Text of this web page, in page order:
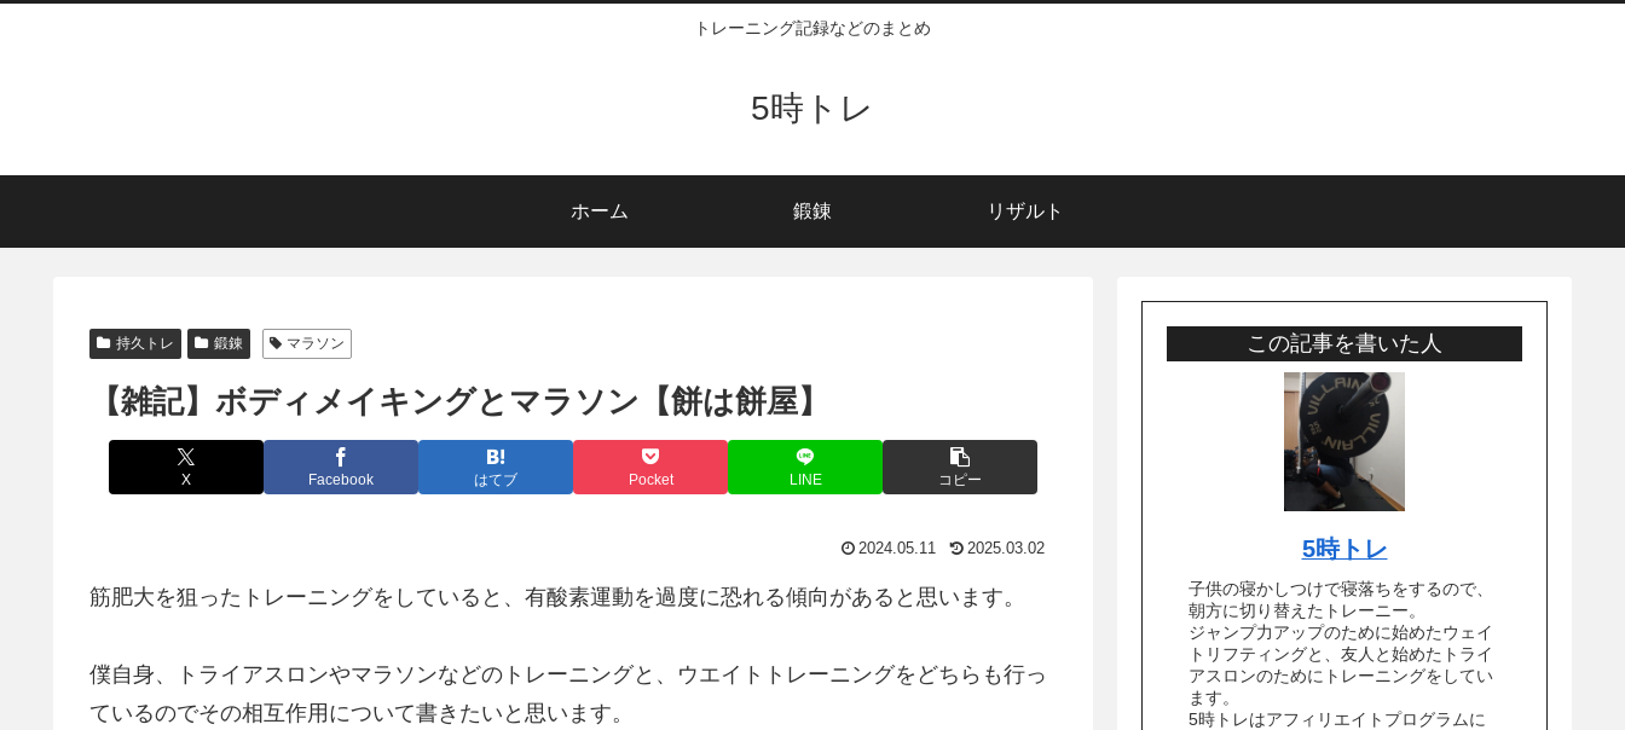
トレーニング記録などのまとめ
5時トレ
ホーム 鍛錬 リザルト
持久トレ 鍛錬 マラソン
【雑記】ボディメイキングとマラソン【餅は餅屋】
X Facebook はてブ Pocket LINE コピー
2024.05.11 2025.03.02
筋肥大を狙ったトレーニングをしていると、有酸素運動を過度に恐れる傾向があると思います。
僕自身、トライアスロンやマラソンなどのトレーニングと、ウエイトトレーニングをどちらも行っ
ているのでその相互作用について書きたいと思います。
この記事を書いた人
5時トレ
子供の寝かしつけで寝落ちをするので、
朝方に切り替えたトレーニー。
ジャンプ力アップのために始めたウェイ
トリフティングと、友人と始めたトライ
アスロンのためにトレーニングをしてい
ます。
5時トレはアフィリエイトプログラムに